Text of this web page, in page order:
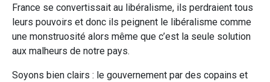
France se convertissait au libéralisme, ils perdraient tous
leurs pouvoirs et donc ils peignent le libéralisme comme
une monstruosité alors même que c’est la seule solution
aux malheurs de notre pays.
Soyons bien clairs : le gouvernement par des copains et